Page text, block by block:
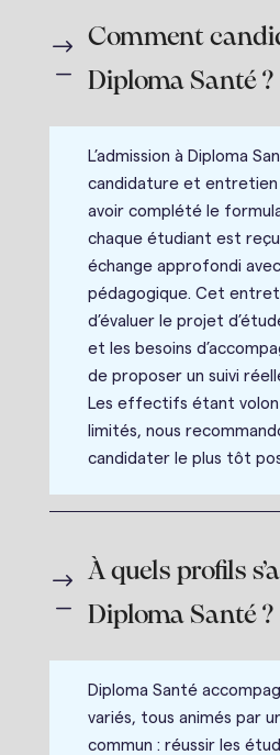
Comment
Diploma Santé ?
$
K
L’admission à Diploma
candidature et entretien
avoir complété le
chaque étudiant est
échange approfondi avec
pédagogique. Cet
d’évaluer le projet
et les besoins
de proposer un suivi
Les effectifs étant
limités, nous
candidater le plus tôt
À quels profils
Diploma Santé ?
$
K
Diploma Santé
variés, tous animés par
commun : réussir les